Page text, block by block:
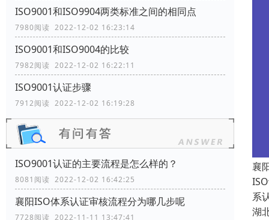
ISO9001和ISO9904两类标准之间的相同点
7980阅读 2022-12-02 16:23:14
ISO9001和ISO9004的比较
7982阅读 2022-12-02 16:22:11
ISO9001认证步骤
7912阅读 2022-12-02 16:19:28
ISO9001认证的主要流程是怎么样的？
8081阅读 2022-12-02 16:42:25
襄阳ISO体系认证审核流程分为哪几步呢
7728阅读 2022-11-11 13:47:41
襄
系
湖